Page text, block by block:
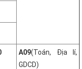
A09(Toán, Địa lí,
GDCD)